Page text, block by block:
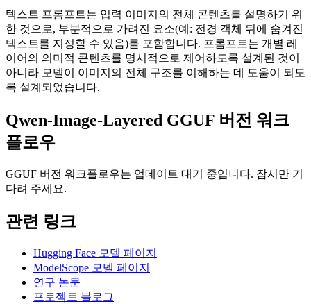
텍스트 프롬프트는 입력 이미지의 전체 콘텐츠를 설명하기 위
한 것으로, 부분적으로 가려진 요소(예: 전경 객체 뒤에 숨겨진
텍스트를 지정할 수 있음)를 포함합니다. 프롬프트는 개별 레
이어의 의미적 콘텐츠를 명시적으로 제어하도록 설계된 것이
아니라 모델이 이미지의 전체 구조를 이해하는 데 도움이 되도
록 설계되었습니다.
Qwen-Image-Layered GGUF 버전 워크
플로우
GGUF 버전 워크플로우는 업데이트 대기 중입니다. 잠시만 기
다려 주세요.
관련 링크
Hugging Face 모델 페이지
ModelScope 모델 페이지
연구 논문
프로젝트 블로그